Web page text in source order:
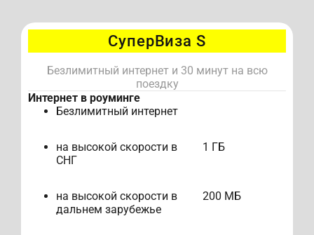
СуперВиза S
Безлимитный интернет и 30 минут на всю
поездку
Интернет в роуминге
Безлимитный интернет
на высокой скорости в
СНГ
1 ГБ
на высокой скорости в
дальнем зарубежье
200 МБ